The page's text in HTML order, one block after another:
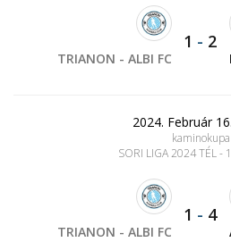
TRIANON - ALBI FC
1 - 2
2024. Február 16.
kaminokupa
SORI LIGA 2024 TÉL -
TRIANON - ALBI FC
1 - 4